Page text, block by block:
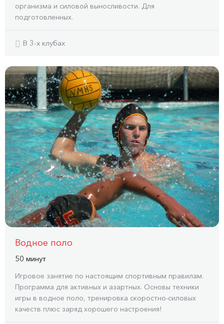
организма и силовой выносливости. Для
подготовленных.
В 3-x клубах
Водное поло
50 минут
Игровое занятие по настоящим спортивным правилам.
Программа для активных и азартных. Основы техники
игры в водное поло, тренировка скоростно-силовых
качеств плюс заряд хорошего настроения!